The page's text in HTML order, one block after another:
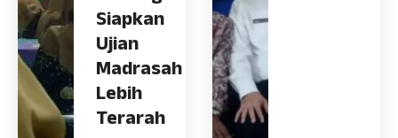
Siapkan
Ujian
Madrasah
Lebih
Terarah